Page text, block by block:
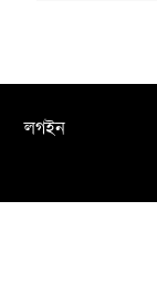
লগইন